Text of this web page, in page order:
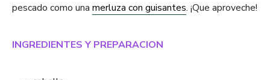
pescado como una merluza con guisantes. ¡Que aproveche!
INGREDIENTES Y PREPARACION